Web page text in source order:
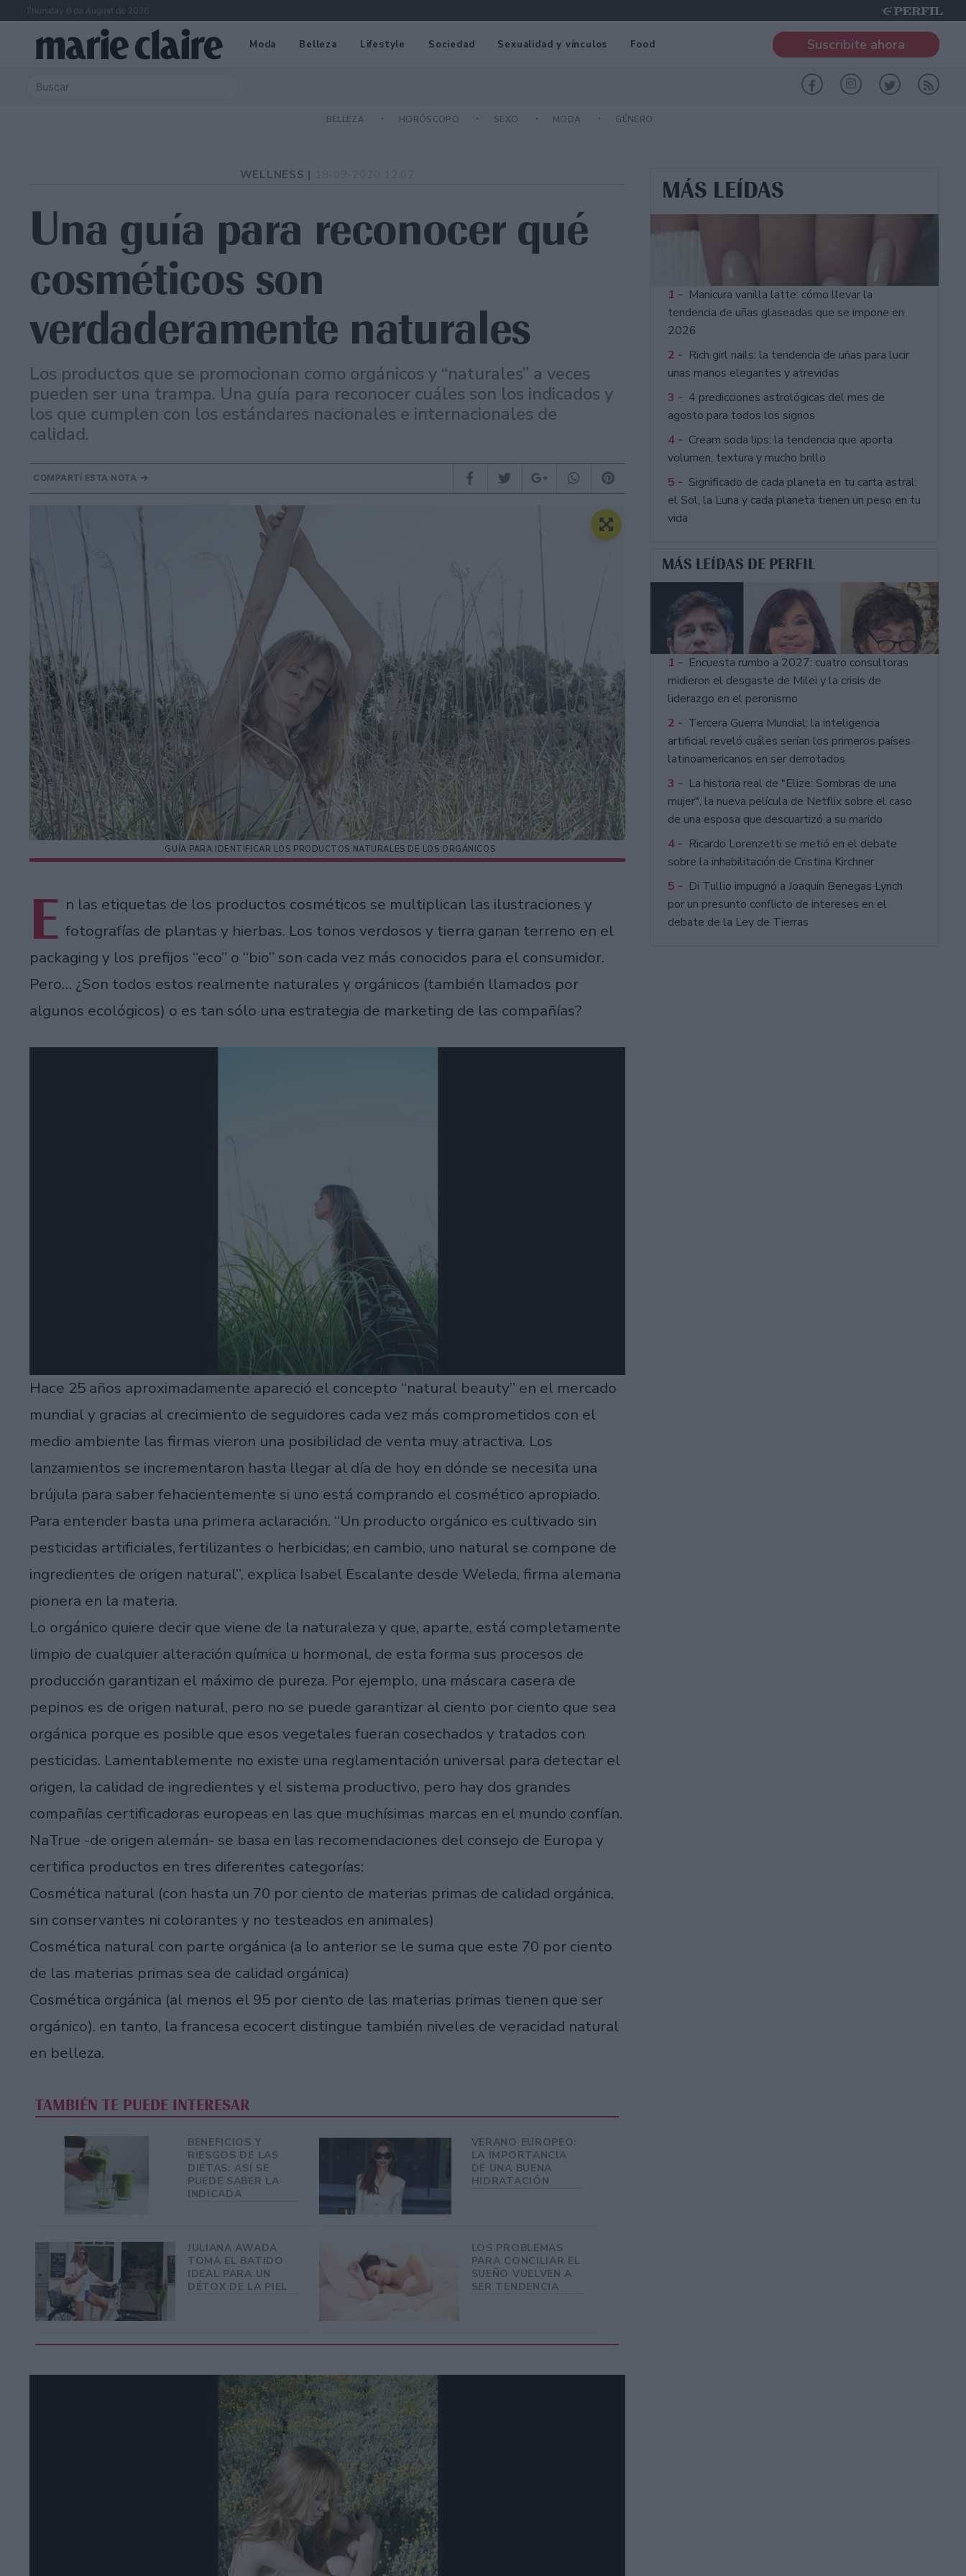
Thursday 6 de August de 2026
Moda Belleza Lifestyle Sociedad Sexualidad y vínculos Food Suscribite ahora
BELLEZA HORÓSCOPO SEXO MODA GÉNERO
WELLNESS |
Una guía para reconocer qué
cosméticos son
verdaderamente naturales
Los productos que se promocionan como orgánicos y “naturales” a veces
pueden ser una trampa. Una guía para reconocer cuáles son los indicados y
los que cumplen con los estándares nacionales e internacionales de
calidad.
COMPARTÍ ESTA NOTA
GUÍA PARA IDENTIFICAR LOS PRODUCTOS NATURALES DE LOS ORGÁNICOS
E n las etiquetas de los productos cosméticos se multiplican las ilustraciones y
fotografías de plantas y hierbas. Los tonos verdosos y tierra ganan terreno en el
packaging y los prefijos “eco” o “bio” son cada vez más conocidos para el consumidor.
Pero… ¿Son todos estos realmente naturales y orgánicos (también llamados por
algunos ecológicos) o es tan sólo una estrategia de marketing de las compañías?
Hace 25 años aproximadamente apareció el concepto “natural beauty” en el mercado
mundial y gracias al crecimiento de seguidores cada vez más comprometidos con el
medio ambiente las firmas vieron una posibilidad de venta muy atractiva. Los
lanzamientos se incrementaron hasta llegar al día de hoy en dónde se necesita una
brújula para saber fehacientemente si uno está comprando el cosmético apropiado.
Para entender basta una primera aclaración. “Un producto orgánico es cultivado sin
pesticidas artificiales, fertilizantes o herbicidas; en cambio, uno natural se compone de
ingredientes de origen natural”, explica Isabel Escalante desde Weleda, firma alemana
pionera en la materia.
Lo orgánico quiere decir que viene de la naturaleza y que, aparte, está completamente
limpio de cualquier alteración química u hormonal, de esta forma sus procesos de
producción garantizan el máximo de pureza. Por ejemplo, una máscara casera de
pepinos es de origen natural, pero no se puede garantizar al ciento por ciento que sea
orgánica porque es posible que esos vegetales fueran cosechados y tratados con
pesticidas. Lamentablemente no existe una reglamentación universal para detectar el
origen, la calidad de ingredientes y el sistema productivo, pero hay dos grandes
compañías certificadoras europeas en las que muchísimas marcas en el mundo confían.
NaTrue -de origen alemán- se basa en las recomendaciones del consejo de Europa y
certifica productos en tres diferentes categorías:
Cosmética natural (con hasta un 70 por ciento de materias primas de calidad orgánica,
sin conservantes ni colorantes y no testeados en animales)
Cosmética natural con parte orgánica (a lo anterior se le suma que este 70 por ciento
de las materias primas sea de calidad orgánica)
Cosmética orgánica (al menos el 95 por ciento de las materias primas tienen que ser
orgánico). en tanto, la francesa ecocert distingue también niveles de veracidad natural
en belleza.
TAMBIÉN TE PUEDE INTERESAR
BENEFICIOS Y
RIESGOS DE LAS
DIETAS: ASÍ SE
PUEDE SABER LA
INDICADA
VERANO EUROPEO:
LA IMPORTANCIA
DE UNA BUENA
HIDRATACIÓN
JULIANA AWADA
TOMA EL BATIDO
IDEAL PARA UN
DÉTOX DE LA PIEL
LOS PROBLEMAS
PARA CONCILIAR EL
SUEÑO VUELVEN A
SER TENDENCIA
MÁS LEÍDAS
1 - Manicura vanilla latte: cómo llevar la
tendencia de uñas glaseadas que se impone en
2026
2 - Rich girl nails: la tendencia de uñas para lucir
unas manos elegantes y atrevidas
3 - 4 predicciones astrológicas del mes de
agosto para todos los signos
4 - Cream soda lips: la tendencia que aporta
volumen, textura y mucho brillo
5 - Significado de cada planeta en tu carta astral:
el Sol, la Luna y cada planeta tienen un peso en tu
vida
MÁS LEÍDAS DE PERFIL
1 - Encuesta rumbo a 2027: cuatro consultoras
midieron el desgaste de Milei y la crisis de
liderazgo en el peronismo
2 - Tercera Guerra Mundial: la inteligencia
artificial reveló cuáles serían los primeros países
latinoamericanos en ser derrotados
3 - La historia real de "Elize: Sombras de una
mujer", la nueva película de Netflix sobre el caso
de una esposa que descuartizó a su marido
4 - Ricardo Lorenzetti se metió en el debate
sobre la inhabilitación de Cristina Kirchner
5 - Di Tullio impugnó a Joaquín Benegas Lynch
por un presunto conflicto de intereses en el
debate de la Ley de Tierras